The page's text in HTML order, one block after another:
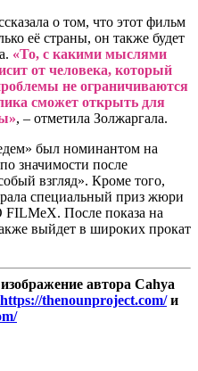
о том, что этот фильм
её страны, он также будет
«То, с какими мыслями
от человека, который
не ограничиваются
сможет открыть для
, – отметила Золжаргала.
был номинантом на
значимости после
взгляд». Кроме того,
специальный приз жюри
После показа на
выйдет в широких прокат
автора Cahya
https://thenounproject.com/и